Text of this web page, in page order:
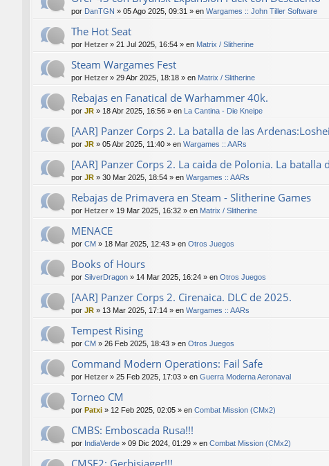
por DanTGN » 05 Ago 2025, 09:31 » en Wargames :: John Tiller Software
The Hot Seat
por Hetzer » 21 Jul 2025, 16:54 » en Matrix / Slitherine
Steam Wargames Fest
por Hetzer » 29 Abr 2025, 18:18 » en Matrix / Slitherine
Rebajas en Fanatical de Warhammer 40k.
por JR » 18 Abr 2025, 16:56 » en La Cantina - Die Kneipe
[AAR] Panzer Corps 2. La batalla de las
por JR » 05 Abr 2025, 11:40 » en Wargames :: AARs
[AAR] Panzer Corps 2. La caida de Polonia. La batalla
por JR » 30 Mar 2025, 18:54 » en Wargames :: AARs
Rebajas de Primavera en Steam - Slitherine Games
por Hetzer » 19 Mar 2025, 16:32 » en Matrix / Slitherine
MENACE
por CM » 18 Mar 2025, 12:43 » en Otros Juegos
Books of Hours
por SilverDragon » 14 Mar 2025, 16:24 » en Otros Juegos
[AAR] Panzer Corps 2. Cirenaica. DLC de 2025.
por JR » 13 Mar 2025, 17:14 » en Wargames :: AARs
Tempest Rising
por CM » 26 Feb 2025, 18:43 » en Otros Juegos
Command Modern Operations: Fail Safe
por Hetzer » 25 Feb 2025, 17:03 » en Guerra Moderna Aeronaval
Torneo CM
por Patxi » 12 Feb 2025, 02:05 » en Combat Mission (CMx2)
CMBS: Emboscada Rusa!!!
por IndiaVerde » 09 Dic 2024, 01:29 » en Combat Mission (CMx2)